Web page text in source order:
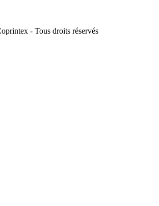
- Tous droits réservés